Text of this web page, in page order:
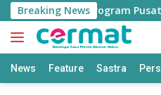
Langsung
ke
konten
Breaking News
dari Program Pusat
News Feature Sastra